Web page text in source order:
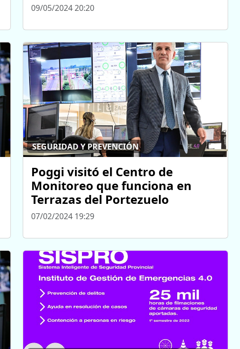
09/05/2024 20:20
SEGURIDAD Y PREVENCIÓN
Poggi visitó el Centro de
Monitoreo que funciona en
Terrazas del Portezuelo
07/02/2024 19:29